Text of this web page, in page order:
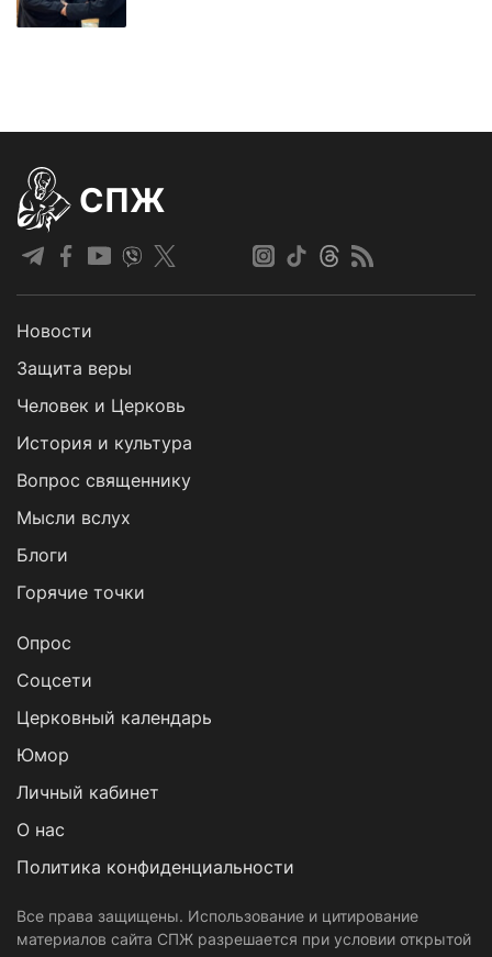
СПЖ
Новости
Защита веры
Человек и Церковь
История и культура
Вопрос священнику
Мысли вслух
Блоги
Горячие точки
Опрос
Cоцсети
Церковный календарь
Юмор
Личный кабинет
О нас
Политика конфиденциальности
Все права защищены. Использование и цитирование
материалов сайта СПЖ разрешается при условии открытой